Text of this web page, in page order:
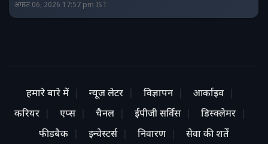
अगस्त 06, 2026 17:57 pm IST
हमारे बारे में न्यूज लेटर विज्ञापन
आर्काइव
करियर
एप्स चैनल ईपीजी सर्विस
डिस्क्लेमर
फीडबैक
इन्वेस्टर्स निवारण सेवा की शर्तें